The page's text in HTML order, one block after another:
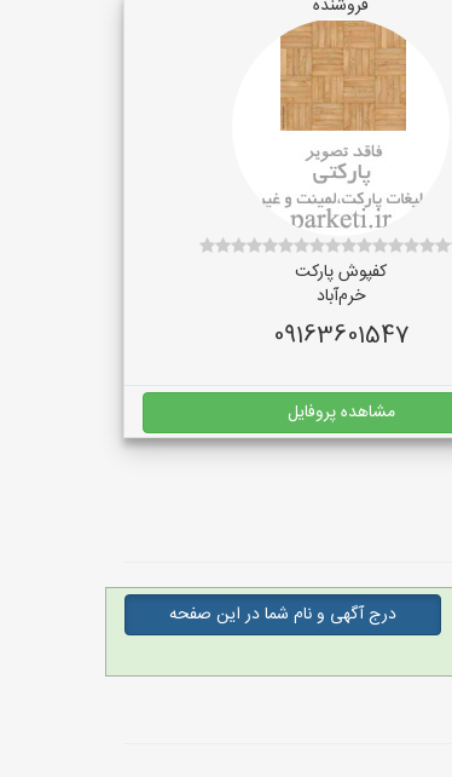
فروشنده
کفپوش پارکت
خرم‌آباد
09163601547
مشاهده پروفایل
درج آگهی و نام شما در این صفحه